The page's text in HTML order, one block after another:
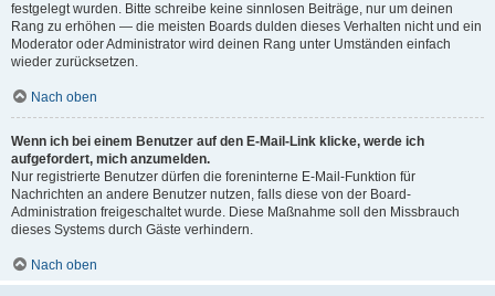
festgelegt wurden. Bitte schreibe keine sinnlosen Beiträge, nur um deinen
Rang zu erhöhen — die meisten Boards dulden dieses Verhalten nicht und ein
Moderator oder Administrator wird deinen Rang unter Umständen einfach
wieder zurücksetzen.
Nach oben
Wenn ich bei einem Benutzer auf den E-Mail-Link klicke, werde ich
aufgefordert, mich anzumelden.
Nur registrierte Benutzer dürfen die foreninterne E-Mail-Funktion für
Nachrichten an andere Benutzer nutzen, falls diese von der Board-
Administration freigeschaltet wurde. Diese Maßnahme soll den Missbrauch
dieses Systems durch Gäste verhindern.
Nach oben